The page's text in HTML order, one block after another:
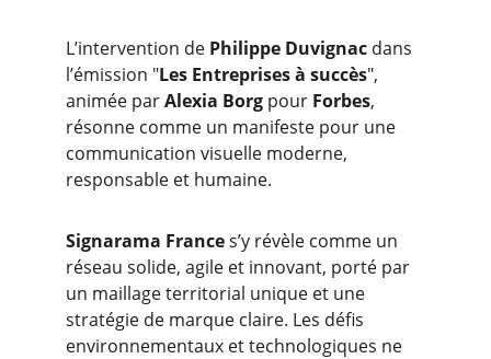
L’intervention de Philippe Duvignac dans
l’émission "Les Entreprises à succès",
animée par Alexia Borg pour Forbes,
résonne comme un manifeste pour une
communication visuelle moderne,
responsable et humaine.
Signarama France s’y révèle comme un
réseau solide, agile et innovant, porté par
un maillage territorial unique et une
stratégie de marque claire. Les défis
environnementaux et technologiques ne